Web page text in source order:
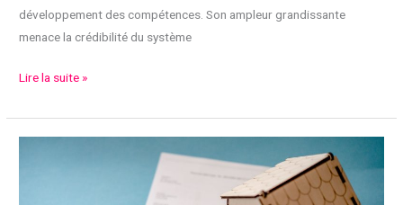
développement des compétences. Son ampleur grandissante
menace la crédibilité du système
Fraude
formations
Lire la suite »